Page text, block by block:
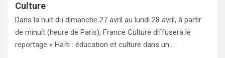
Culture
Dans la nuit du dimanche 27 avril au lundi 28 avril, à partir
de minuit (heure de Paris), France Culture diffusera le
reportage « Haïti : éducation et culture dans un…